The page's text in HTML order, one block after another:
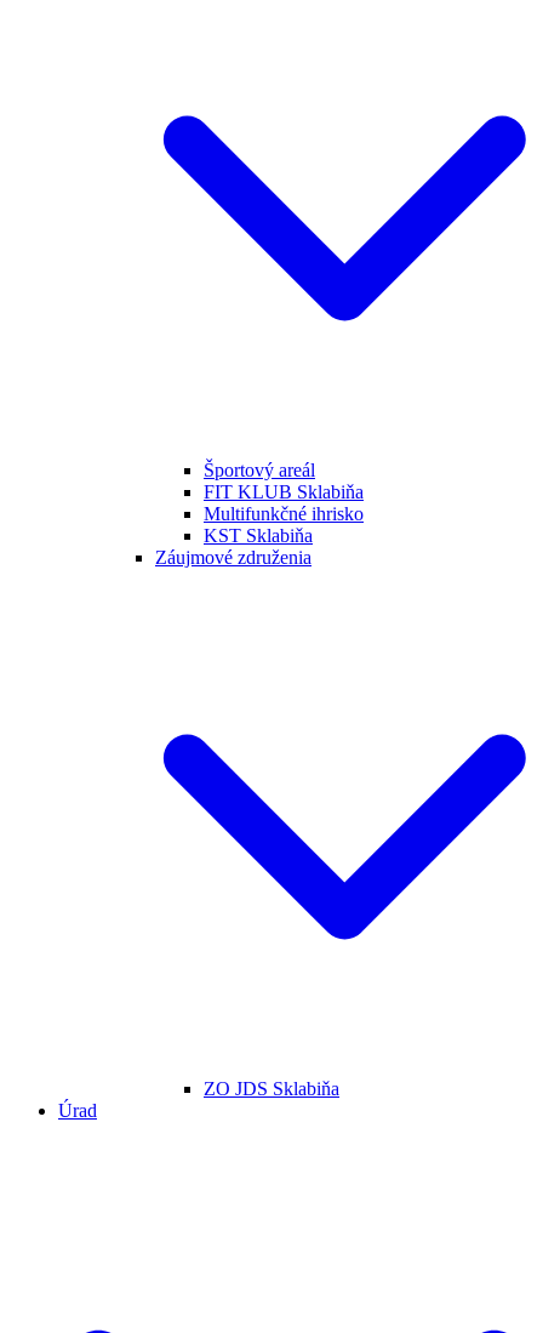
Športový areál
FIT KLUB Sklabiňa
Multifunkčné ihrisko
KST Sklabiňa
Záujmové združenia
ZO JDS Sklabiňa
Úrad